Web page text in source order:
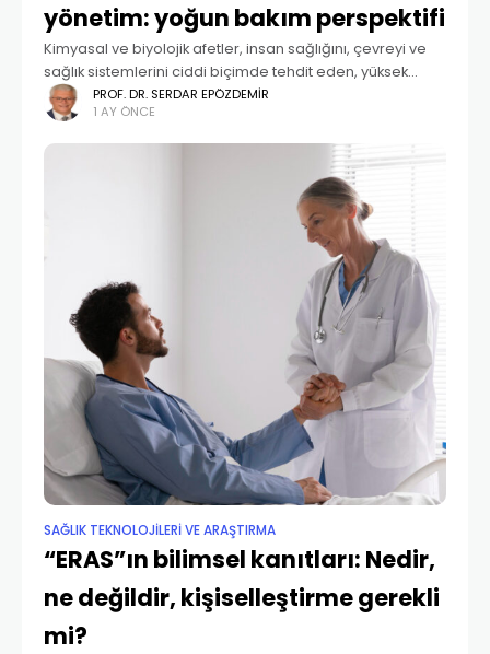
yönetim: yoğun bakım perspektifi
Kimyasal ve biyolojik afetler, insan sağlığını, çevreyi ve
sağlık sistemlerini ciddi biçimde tehdit eden, yüksek
mortalite ve morbidite oranlarına yol açabilen
olağanüstü durumlardır (1). Tarihsel süreçte kimyasal
ajanların savaş alanlarında
PROF. DR. SERDAR EPÖZDEMIR
1 AY ÖNCE
SAĞLIK TEKNOLOJİLERİ VE ARAŞTIRMA
“ERAS”ın bilimsel kanıtları: Nedir,
ne değildir, kişiselleştirme gerekli
mi?